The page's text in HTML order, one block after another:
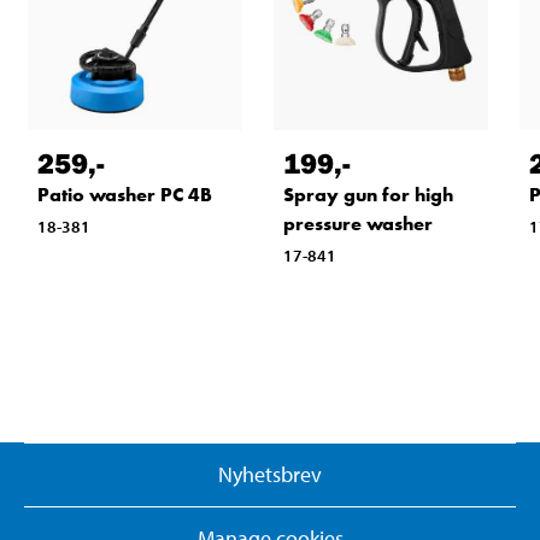
259,-
Patio washer PC 4B
18-381
199,-
Spray gun for high
pressure washer
17-841
Nyhetsbrev